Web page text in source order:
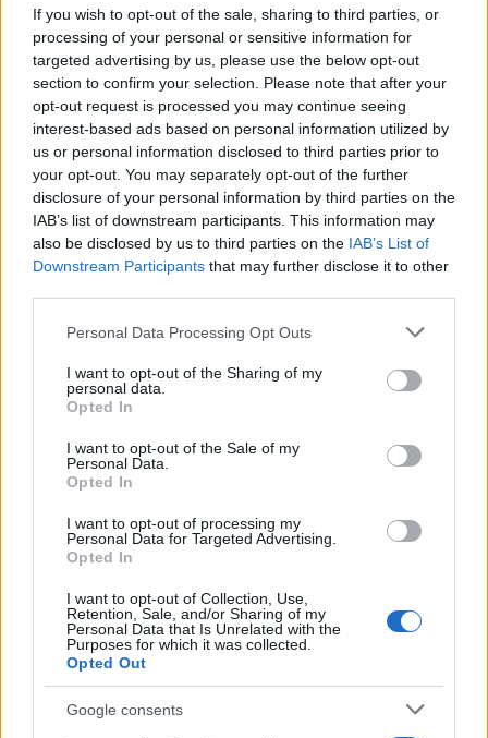
If you wish to opt-out of the sale, sharing to third parties, or
processing of your personal or sensitive information for
targeted advertising by us, please use the below opt-out
section to confirm your selection. Please note that after your
opt-out request is processed you may continue seeing
interest-based ads based on personal information utilized by
us or personal information disclosed to third parties prior to
your opt-out. You may separately opt-out of the further
disclosure of your personal information by third parties on the
IAB’s list of downstream participants. This information may
also be disclosed by us to third parties on the IAB’s List of
Downstream Participants that may further disclose it to other
Please note that this website/app uses one or more Google
not limited to your visit or usage behaviour. You may click to
grant or deny consent to Google and its third-party tags to
use your data for below specified purposes in below Google
consent section.
Personal Data Processing Opt Outs
I want to opt-out of the Sharing of my
personal data.
Opted In
I want to opt-out of the Sale of my
Personal Data.
Opted In
I want to opt-out of processing my
Personal Data for Targeted Advertising.
Opted In
I want to opt-out of Collection, Use,
Retention, Sale, and/or Sharing of my
Personal Data that Is Unrelated with the
Purposes for which it was collected.
Opted Out
Google consents
Sei già abbonato?
Puoi effettuare l'accesso andando nella
sezioneLogindal menù del sito o
cliccandoqui
TEMI: Notizie Gallura
Notizie Sardegna
Tentata Truffa Olbia
Truffa Olbia
Notizie in tempo reale?
GalluraOggi.it
i tuoi video e le tue foto
Su WhatsApp al numero +39